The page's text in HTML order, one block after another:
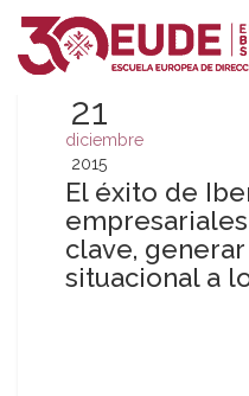
21
diciembre
2015
El éxito de
clave,
situacional a